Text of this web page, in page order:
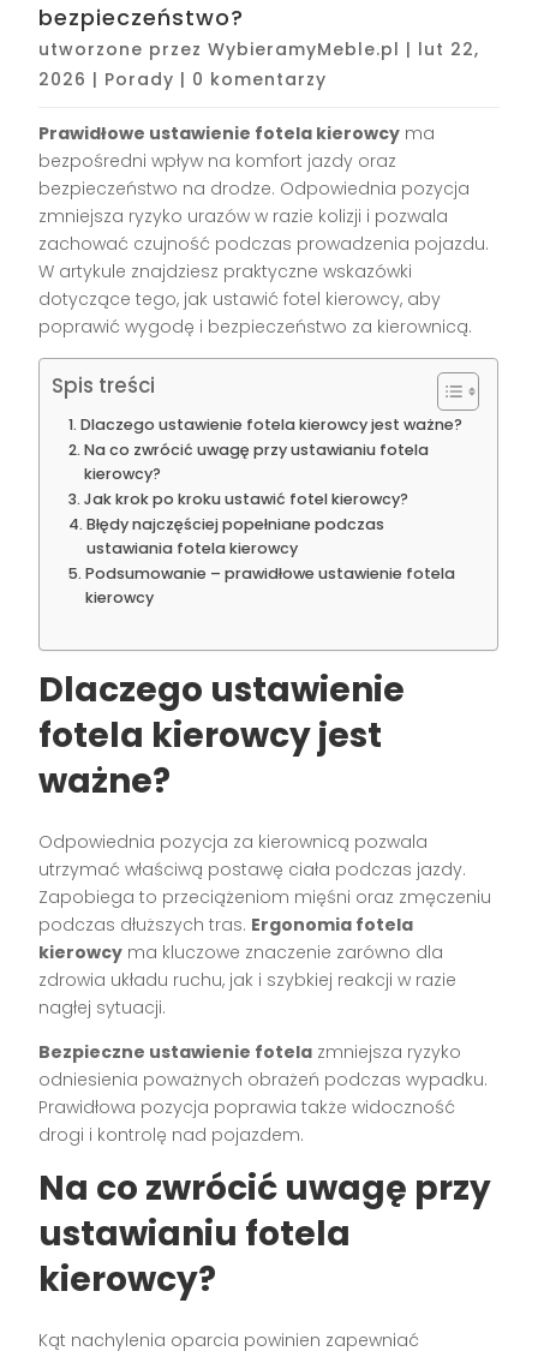
bezpieczeństwo?
utworzone przezWybieramyMeble.pl | lut 22,
2026 | Porady | 0 komentarzy
Prawidłowe ustawienie fotela kierowcy ma
bezpośredni wpływ na komfort jazdy oraz
bezpieczeństwo na drodze. Odpowiednia pozycja
zmniejsza ryzyko urazów w razie kolizji i pozwala
zachować czujność podczas prowadzenia pojazdu.
W artykule znajdziesz praktyczne wskazówki
dotyczące tego, jak ustawić fotel kierowcy, aby
poprawić wygodę i bezpieczeństwo za kierownicą.
Spis treści
Dlaczego ustawienie fotela kierowcy jest ważne?
Na co zwrócić uwagę przy ustawianiu fotela
kierowcy?
Jak krok po kroku ustawić fotel kierowcy?
Błędy najczęściej popełniane podczas
ustawiania fotela kierowcy
Podsumowanie – prawidłowe ustawienie fotela
kierowcy
Dlaczego ustawienie
fotela kierowcy jest
ważne?
Odpowiednia pozycja za kierownicą pozwala
utrzymać właściwą postawę ciała podczas jazdy.
Zapobiega to przeciążeniom mięśni oraz zmęczeniu
podczas dłuższych tras. Ergonomia fotela
kierowcy ma kluczowe znaczenie zarówno dla
zdrowia układu ruchu, jak i szybkiej reakcji w razie
nagłej sytuacji.
Bezpieczne ustawienie fotela zmniejsza ryzyko
odniesienia poważnych obrażeń podczas wypadku.
Prawidłowa pozycja poprawia także widoczność
drogi i kontrolę nad pojazdem.
Na co zwrócić uwagę przy
ustawianiu fotela
kierowcy?
Kąt nachylenia oparcia powinien zapewniać